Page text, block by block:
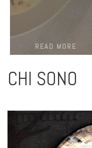
READ MORE
CHI SONO